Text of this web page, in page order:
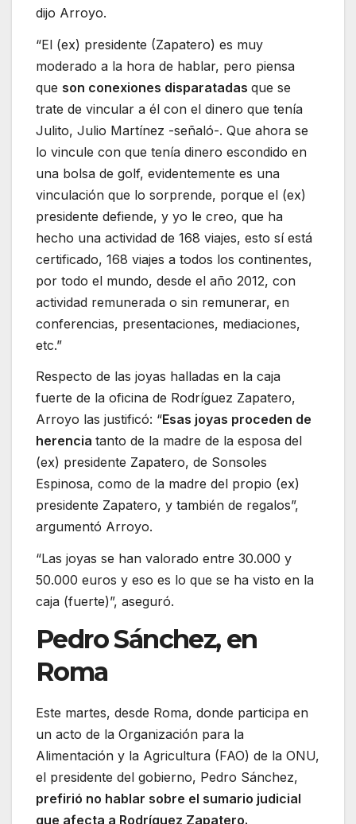
dijo Arroyo.
“El (ex) presidente (Zapatero) es muy
moderado a la hora de hablar, pero piensa
que son conexiones disparatadas que se
trate de vincular a él con el dinero que tenía
Julito, Julio Martínez -señaló-. Que ahora se
lo vincule con que tenía dinero escondido en
una bolsa de golf, evidentemente es una
vinculación que lo sorprende, porque el (ex)
presidente defiende, y yo le creo, que ha
hecho una actividad de 168 viajes, esto sí está
certificado, 168 viajes a todos los continentes,
por todo el mundo, desde el año 2012, con
actividad remunerada o sin remunerar, en
conferencias, presentaciones, mediaciones,
etc.”
Respecto de las joyas halladas en la caja
fuerte de la oficina de Rodríguez Zapatero,
Arroyo las justificó: “Esas joyas proceden de
herencia tanto de la madre de la esposa del
(ex) presidente Zapatero, de Sonsoles
Espinosa, como de la madre del propio (ex)
presidente Zapatero, y también de regalos”,
argumentó Arroyo.
“Las joyas se han valorado entre 30.000 y
50.000 euros y eso es lo que se ha visto en la
caja (fuerte)”, aseguró.
Pedro Sánchez, en
Roma
Este martes, desde Roma, donde participa en
un acto de la Organización para la
Alimentación y la Agricultura (FAO) de la ONU,
el presidente del gobierno, Pedro Sánchez,
prefirió no hablar sobre el sumario judicial
que afecta a Rodríguez Zapatero.